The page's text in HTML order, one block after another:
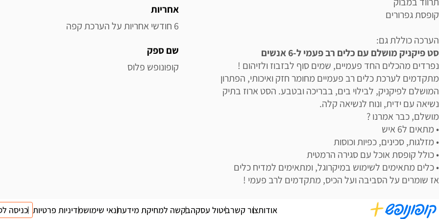
קופסת גפרורים
הערכה כוללת גם:
סט פיקניק מושלם עם כלים רב פעמי ל-6 אנשים
נפרדים מהכלים החד פעמיים, שמים סוף לבזבוז ולזיהום !
מתקדמים לערכת כלים רב פעמיים מחומר חזק ואיכותי, הפתרון
המושלם לפיקניק, לבילוי בים, בבריכה ובטבע. הסט ארוז בתיק
נשיאה עם ידית, ונוח לנשיאה קלה.
מושלם, כבר אמרנו ?
• מתאים ל6 איש
• מזלגות, סכינים, כפיות וכוסות
• כולל קופסת אוכל עם סגירה הרמטית
• כלים מתאימים לשימוש במיקרוגל, ומתאימים למדיח כלים
אז שומרים על הסביבה ועל הכיס, מתקדמים לרב פעמי !
אחריות
6 חודשי אחריות על הערכת קפה
שם ספק
קופונופש פלוס
אודותצור קשרביטול עסקהבקשה למחיקת מידעתנאי שימושמדיניות פרטיות כניסה